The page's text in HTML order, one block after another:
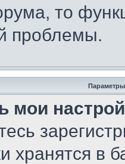
то
проблемы.
Параметры
мои
хранятся в